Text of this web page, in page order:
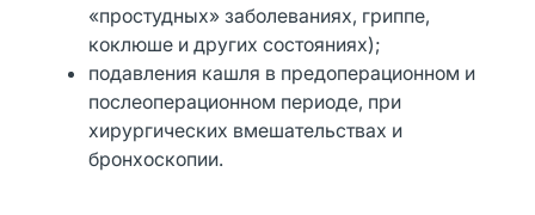
«простудных» заболеваниях, гриппе,
коклюше и других состояниях);
подавления кашля в предоперационном и
послеоперационном периоде, при
хирургических вмешательствах и
бронхоскопии.